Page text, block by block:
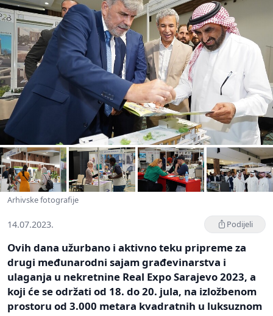
Arhivske fotografije
14.07.2023. Podijeli
Ovih dana užurbano i aktivno teku pripreme za
drugi međunarodni sajam građevinarstva i
ulaganja u nekretnine Real Expo Sarajevo 2023, a
koji će se održati od 18. do 20. jula, na izložbenom
prostoru od 3.000 metara kvadratnih u luksuznom